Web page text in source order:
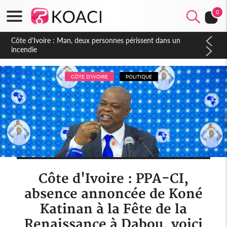
0
Côte d'Ivoire : Séileu, la célébration de la fête nationale
transformée en vaste campagne contre les produits
dépigmentants dangereux
CÔTE D'IVOIRE POLITIQUE
Côte d'Ivoire : PPA-CI,
absence annoncée de Koné
Katinan à la Fête de la